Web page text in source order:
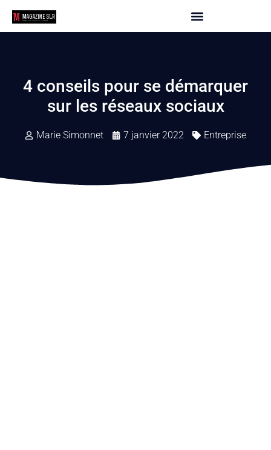
4 conseils pour se démarquer
sur les réseaux sociaux
Marie Simonnet 7 janvier 2022 Entreprise